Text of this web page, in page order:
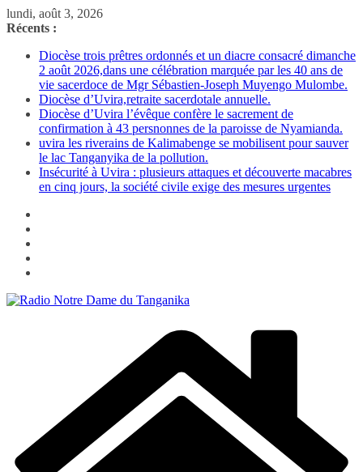
Passer
au
lundi, août 3, 2026
Récents :
Diocèse trois prêtres ordonnés et un diacre consacré dimanche
2 août 2026,dans une célébration marquée par les 40 ans de
vie sacerdoce de Mgr Sébastien-Joseph Muyengo Mulombe.
Diocèse d’Uvira,retraite sacerdotale annuelle.
Diocèse d’Uvira l’évêque confère le sacrement de
confirmation à 43 persnonnes de la paroisse de Nyamianda.
uvira les riverains de Kalimabenge se mobilisent pour sauver
le lac Tanganyika de la pollution.
Insécurité à Uvira : plusieurs attaques et découverte macabres
en cinq jours, la société civile exige des mesures urgentes